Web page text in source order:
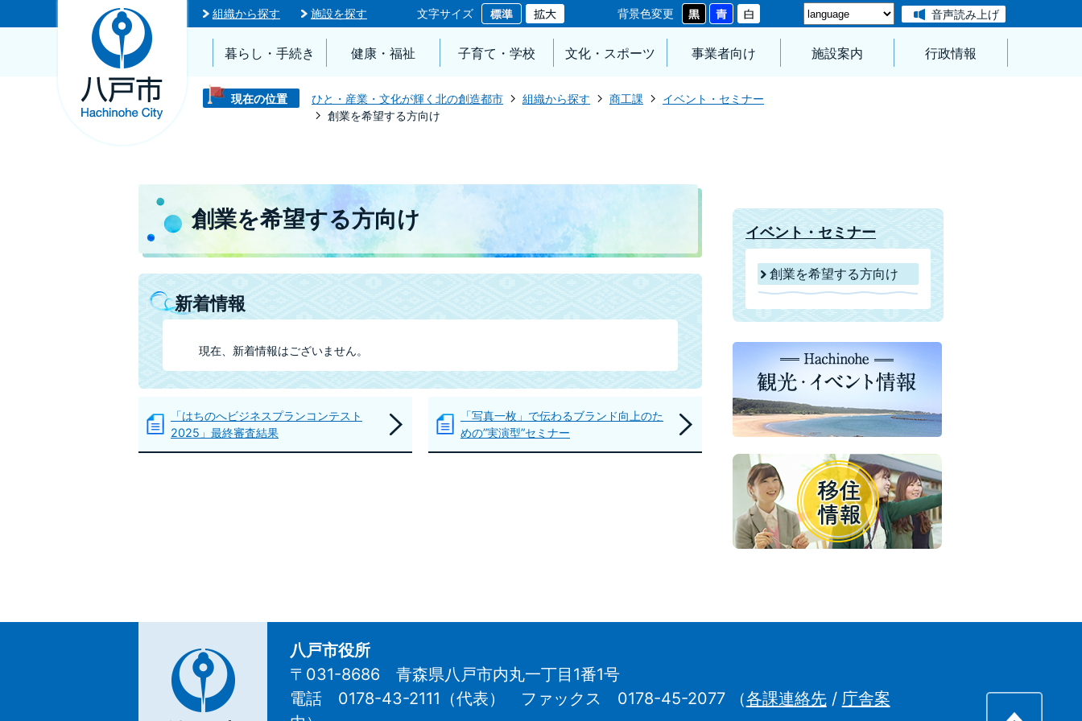
組織から探す 施設を探す 文字サイズ 背景色変更 音声読み上げ
暮らし・手続き 健康・福祉 子育て・学校 文化・スポーツ 事業者向け 施設案内 行政情報
現在の位置 ひと・産業・文化が輝く北の創造都市 組織から探す 商工課
イベント・セミナー
創業を希望する方向け
創業を希望する方向け
新着情報
現在、新着情報はございません。
「はちのへビジネスプランコンテスト
2025」最終審査結果
「写真一枚」で伝わるブランド向上のた
めの”実演型”セミナー
イベント・セミナー
創業を希望する方向け
八
八戸市役所
〒031-8686 青森県八戸市内丸一丁目1番1号
電話 0178-43-2111（代表） ファックス 0178-45-2077（各課連絡先/ 庁舎案